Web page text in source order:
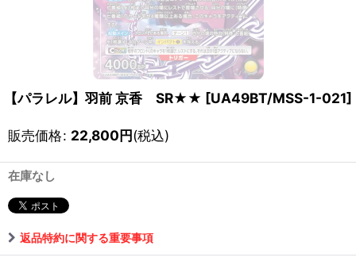
【パラレル】羽前 京香 SR★★ [UA49BT/MSS-1-021]
販売価格: 22,800円(税込)
在庫なし
返品特約に関する重要事項